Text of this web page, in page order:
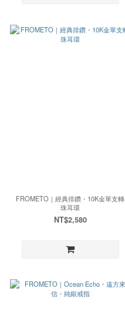
FROMETO｜經典排鑽・10K金單支轉
珠耳環
NT$2,580